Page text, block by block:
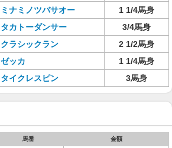
ミナミノツバサオー
1 1/4馬身
タカトーダンサー
3/4馬身
クラシックラン
2 1/2馬身
ゼッカ
1 1/4馬身
タイクレスピン 3馬身
馬番 金額